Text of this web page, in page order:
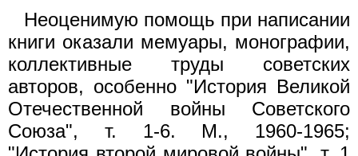
Неоценимую помощь при написании
книги оказали мемуары, монографии,
коллективные труды советских
авторов, особенно "История Великой
Отечественной войны Советского
Союза", т. 1-6. М., 1960-1965;